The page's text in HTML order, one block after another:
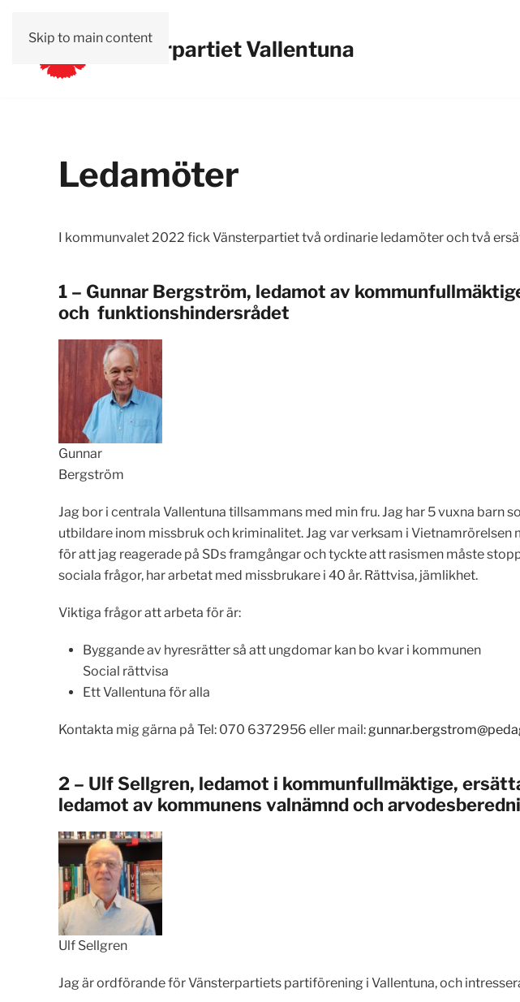
Skip to main contentVänsterpartiet Vallentuna
Ledamöter
I kommunvalet 2022 fick Vänsterpartiet två ordinarie ledamöter och två
1 – Gunnar Bergström, ledamot av
och funktionshindersrådet
Gunnar
Bergström
Jag bor i centrala Vallentuna tillsammans med min fru. Jag har 5 vuxna
utbildare inom missbruk och kriminalitet. Jag var verksam i
för att jag reagerade på SDs framgångar och tyckte att rasismen måste
sociala frågor, har arbetat med missbrukare i 40 år. Rättvisa, jämlikhet.
Viktiga frågor att arbeta för är:
Byggande av hyresrätter så att ungdomar kan bo kvar i kommunen
Social rättvisa
Ett Vallentuna för alla
Kontakta mig gärna på Tel: 070 6372956 eller mail:
2 – Ulf Sellgren, ledamot i kommunfullmäktige,
ledamot av kommunens valnämnd och
Ulf Sellgren
Jag är ordförande för Vänsterpartiets partiförening i Vallentuna, och